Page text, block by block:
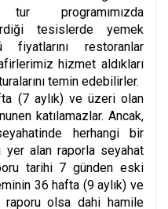
programımızda
tesislerde yemek
restoranlar
hizmet aldıkları
temin edebilirler.
(7 aylık) ve üzeri olan
katılamazlar. Ancak,
herhangi bir
yer alan raporla seyahat
tarihi 7 günden eski
36 hafta (9 aylık) ve
raporu olsa dahi hamile